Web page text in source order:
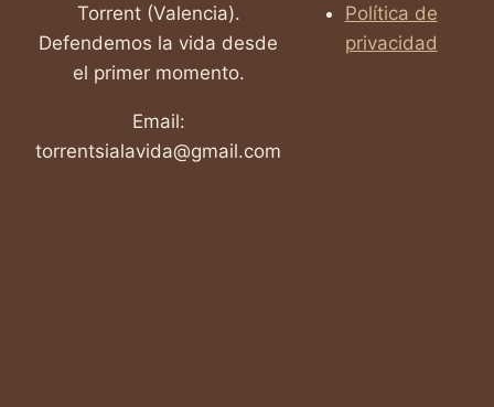
Torrent (Valencia).
Defendemos la vida desde
el primer momento.
Email:
torrentsialavida@gmail.com
Política de
privacidad